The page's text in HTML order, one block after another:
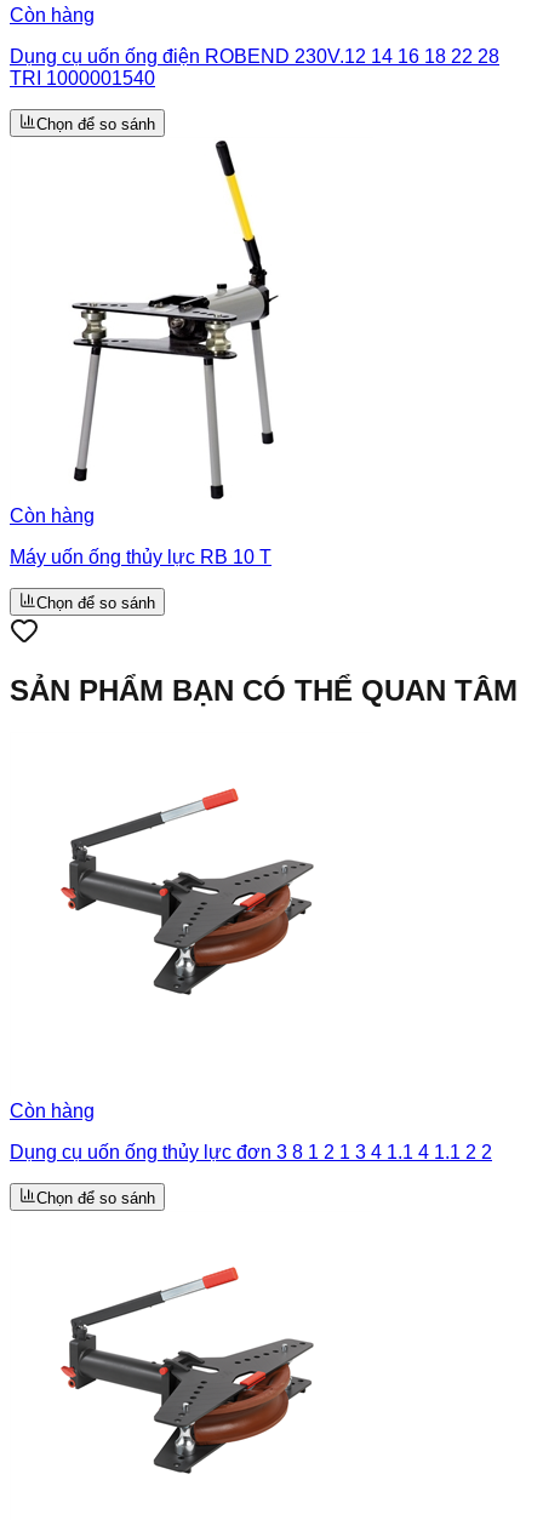
Còn hàng
Dụng cụ uốn ống điện ROBEND 230V.12 14 16 18 22 28
TRI 1000001540
Chọn để so sánh
Còn hàng
Máy uốn ống thủy lực RB 10 T
Chọn để so sánh
SẢN PHẨM BẠN CÓ THỂ QUAN TÂM
Còn hàng
Dụng cụ uốn ống thủy lực đơn 3 8 1 2 1 3 4 1.1 4 1.1 2 2
Chọn để so sánh